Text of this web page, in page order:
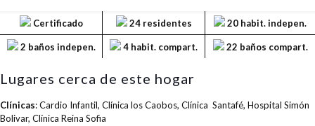
Certificado 24 residentes 20 habit. indepen.
2 baños indepen. 4 habit. compart. 22 baños compart.
Lugares cerca de este hogar
Clínicas: Cardio Infantil, Clínica los Caobos, Clínica Santafé, Hospital Simón
Bolivar, Clínica Reina Sofia